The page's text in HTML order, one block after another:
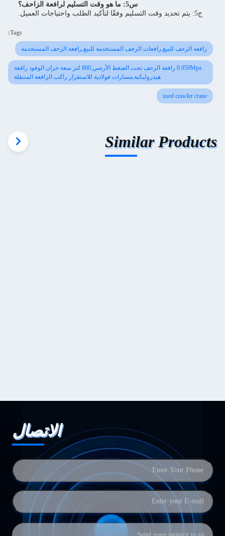
س5: ما هو وقت التسليم لرافعة الزاحف؟
ج5: يتم تحديد وقت التسليم وفقًا لتأكيد الطلب واحتياجات العميل.
Tags:
رافعة الزحف للبيع,رافعات الزحف المستخدمة للبيع,رافعة الزحف المستخدمة
0.059Mpa رافعة الزحف تحت الضغط الأرضي,800 لتر سعة خزان الوقود رافعة
هيدروليكية,مسارات فولاذية للاستقرار راكب الرافعة المتنقلة
used crawler crane
Similar Products
الاتصال